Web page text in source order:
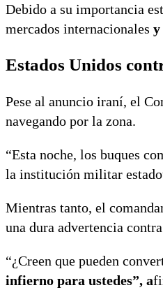
Debido a su importancia
mercados internacionales y
Estados Unidos
Pese al anuncio iraní, el
navegando por la zona.
“Esta noche, los buques
la institución militar
Mientras tanto, el
una dura advertencia
“¿Creen que pueden
infierno para ustedes”, a